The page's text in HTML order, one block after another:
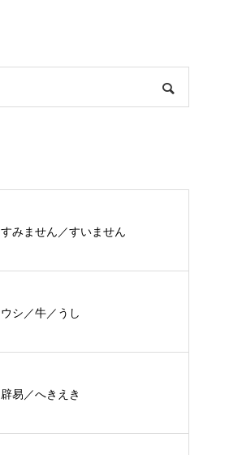
すみません／すいません
ウシ／牛／うし
辟易／へきえき